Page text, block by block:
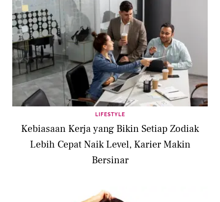
LIFESTYLE
Kebiasaan Kerja yang Bikin Setiap Zodiak
Lebih Cepat Naik Level, Karier Makin
Bersinar